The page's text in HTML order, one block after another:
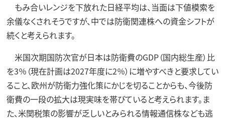
もみ合いレンジを下放れた日経平均は、当面は下値模索を
余儀なくされそうですが、中では防衛関連株への資金シフトが
続くと考えられます。
米国次期国防次官が日本は防衛費のGDP（国内総生産）比
を3％（現在計画は2027年度に2％）に増やすべきと要求してい
ること、欧州が防衛力強化策にかじを切ることからも、今後防
衛費の一段の拡大は現実味を帯びていると考えられます。ま
た、米関税策の影響が乏しいとみられる情報通信株なども逃